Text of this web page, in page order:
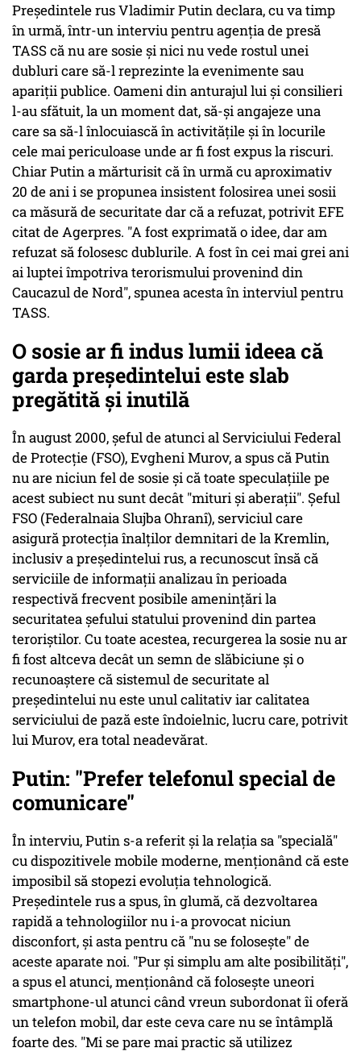
Preşedintele rus Vladimir Putin declara, cu va timp
în urmă, într-un interviu pentru agenţia de presă
TASS că nu are sosie şi nici nu vede rostul unei
dubluri care să-l reprezinte la evenimente sau
apariţii publice. Oameni din anturajul lui şi consilieri
l-au sfătuit, la un moment dat, să-şi angajeze una
care sa să-l înlocuiască în activităţile şi în locurile
cele mai periculoase unde ar fi fost expus la riscuri.
Chiar Putin a mărturisit că în urmă cu aproximativ
20 de ani i se propunea insistent folosirea unei sosii
ca măsură de securitate dar că a refuzat, potrivit EFE
citat de Agerpres. "A fost exprimată o idee, dar am
refuzat să folosesc dublurile. A fost în cei mai grei ani
ai luptei împotriva terorismului provenind din
Caucazul de Nord", spunea acesta în interviul pentru
TASS.
O sosie ar fi indus lumii ideea că
garda preşedintelui este slab
pregătită şi inutilă
În august 2000, şeful de atunci al Serviciului Federal
de Protecţie (FSO), Evgheni Murov, a spus că Putin
nu are niciun fel de sosie şi că toate speculaţiile pe
acest subiect nu sunt decât "mituri şi aberaţii". Şeful
FSO (Federalnaia Slujba Ohranî), serviciul care
asigură protecţia înalţilor demnitari de la Kremlin,
inclusiv a preşedintelui rus, a recunoscut însă că
serviciile de informaţii analizau în perioada
respectivă frecvent posibile ameninţări la
securitatea şefului statului provenind din partea
teroriştilor. Cu toate acestea, recurgerea la sosie nu ar
fi fost altceva decât un semn de slăbiciune şi o
recunoaştere că sistemul de securitate al
preşedintelui nu este unul calitativ iar calitatea
serviciului de pază este îndoielnic, lucru care, potrivit
lui Murov, era total neadevărat.
Putin: "Prefer telefonul special de
comunicare"
În interviu, Putin s-a referit şi la relaţia sa "specială"
cu dispozitivele mobile moderne, menţionând că este
imposibil să stopezi evoluţia tehnologică.
Preşedintele rus a spus, în glumă, că dezvoltarea
rapidă a tehnologiilor nu i-a provocat niciun
disconfort, şi asta pentru că "nu se foloseşte" de
aceste aparate noi. "Pur şi simplu am alte posibilităţi",
a spus el atunci, menţionând că foloseşte uneori
smartphone-ul atunci când vreun subordonat îi oferă
un telefon mobil, dar este ceva care nu se întâmplă
foarte des. "Mi se pare mai practic să utilizez